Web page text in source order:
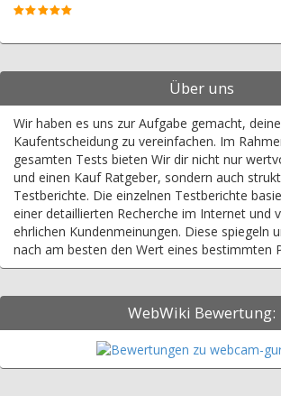
Über uns
Wir haben es uns zur Aufgabe gemacht,
Kaufentscheidung zu vereinfachen. Im
gesamten Tests bieten Wir dir nicht nur
und einen Kauf Ratgeber, sondern auch
Testberichte. Die einzelnen Testberichte
einer detaillierten Recherche im Internet und
ehrlichen Kundenmeinungen. Diese spiegeln
nach am besten den Wert eines bestimmten
WebWiki Bewertung: